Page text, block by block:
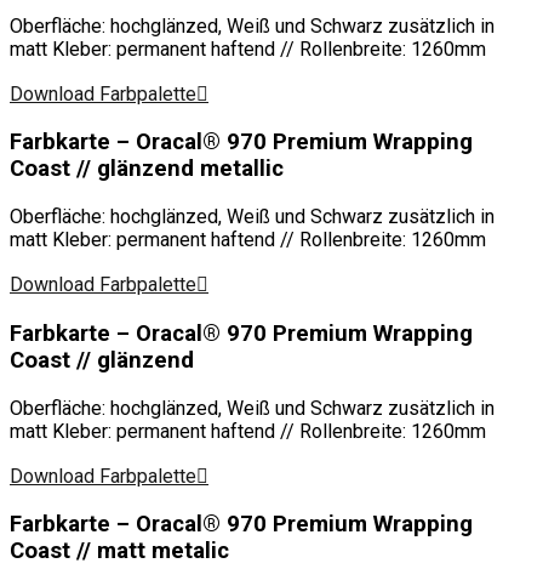
Oberfläche: hochglänzed, Weiß und Schwarz zusätzlich in
matt Kleber: permanent haftend // Rollenbreite: 1260mm
Download Farbpalette
Farbkarte – Oracal® 970 Premium Wrapping
Coast // glänzend metallic
Oberfläche: hochglänzed, Weiß und Schwarz zusätzlich in
matt Kleber: permanent haftend // Rollenbreite: 1260mm
Download Farbpalette
Farbkarte – Oracal® 970 Premium Wrapping
Coast // glänzend
Oberfläche: hochglänzed, Weiß und Schwarz zusätzlich in
matt Kleber: permanent haftend // Rollenbreite: 1260mm
Download Farbpalette
Farbkarte – Oracal® 970 Premium Wrapping
Coast // matt metalic